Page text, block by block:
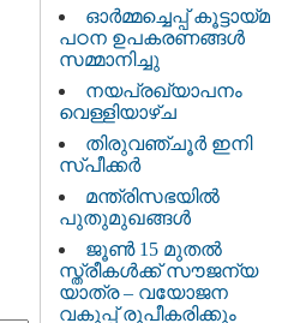
ഓർമ്മച്ചെപ്പ് കൂട്ടായ്മ
പഠന ഉപകരണങ്ങൾ
സമ്മാനിച്ചു
നയപ്രഖ്യാപനം
വെള്ളിയാഴ്ച
തിരുവഞ്ചൂർ ഇനി
സ്പീക്കർ
മന്ത്രിസഭയിൽ
പുതുമുഖങ്ങൾ
ജൂൺ 15 മുതൽ
സ്ത്രീകൾക്ക് സൗജന്യ
യാത്ര – വയോജന
വകുപ്പ് രൂപീകരിക്കും